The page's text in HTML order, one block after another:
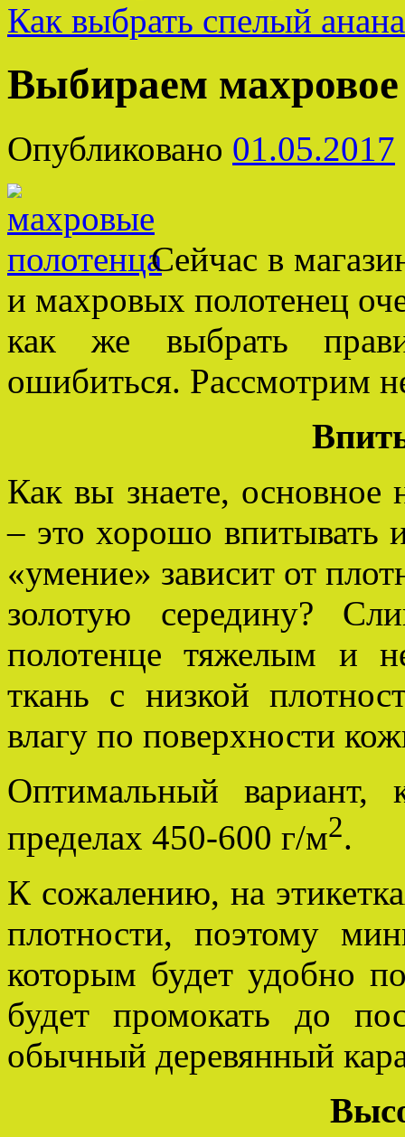
Как выбрать спелый
Выбираем махровое
Опубликовано 01.05.2017
Сейчас в
и махровых полотенец
как же выбрать
ошибиться. Рассмотрим
Как вы знаете, основное
– это хорошо впитывать
«умение» зависит от
золотую середину?
полотенце тяжелым и
ткань с низкой
влагу по поверхности
Оптимальный вариант,
пределах 450-600 г/м2.
К сожалению, на
плотности, поэтому
которым будет удобно
будет промокать до
обычный деревянный